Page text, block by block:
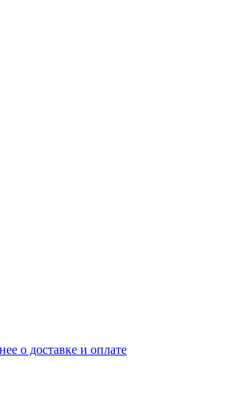
о доставке и оплате